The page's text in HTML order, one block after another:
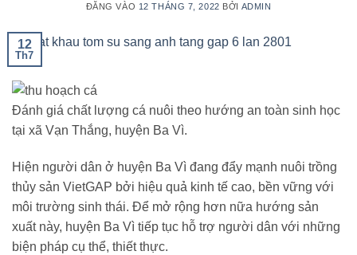
ĐĂNG VÀO 12 THÁNG 7, 2022 BỞI ADMIN
12
Th7
Đánh giá chất lượng cá nuôi theo hướng an toàn sinh học
tại xã Vạn Thắng, huyện Ba Vì.
Hiện người dân ở huyện Ba Vì đang đẩy mạnh nuôi trồng
thủy sản VietGAP bởi hiệu quả kinh tế cao, bền vững với
môi trường sinh thái. Để mở rộng hơn nữa hướng sản
xuất này, huyện Ba Vì tiếp tục hỗ trợ người dân với những
biện pháp cụ thể, thiết thực.